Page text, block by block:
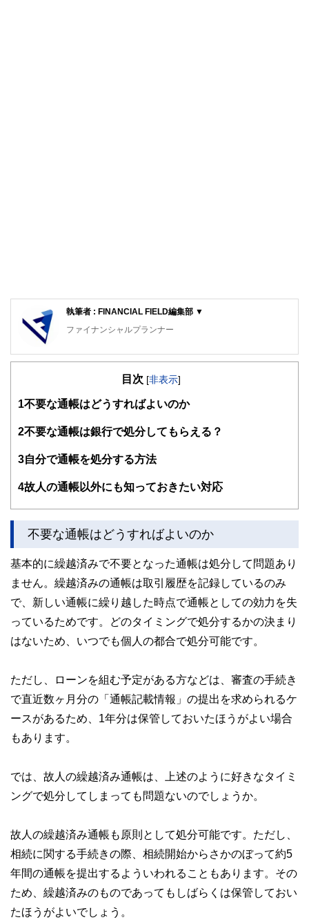
執筆者 : FINANCIAL FIELD編集部 ▼
ファイナンシャルプランナー
FinancialField編集部は、金融、経済に関する記事を、日々
知識がない方でも理解できるようわかりやすく発信していま
得者を中心に「お金や暮らし」に関する書籍・雑誌の編集経
験者で構成され、企画立案から記事掲載まですべての工程に
関わることで、読者目線のコンテンツを追求しています。
護士、税理士、宅地建物取引士、相続診断士、住宅ローンア
かしく感じられる年金や税金、相続、保険、ローンなどの話
をわかりやすく発信している点です。
執筆者・監修者による執筆体制を築くことで、内容のわかり
やすさはもちろんのこと、読み応えのあるコンテンツと確か
な情報発信を実現しています。
私たちは、快適でより良い生活のアイデアを提供するお金の
コンシェルジュを目指します。
目次 [非表示]
1 不要な通帳はどうすればよいのか
2不要な通帳は銀行で処分してもらえる？
3自分で通帳を処分する方法
4故人の通帳以外にも知っておきたい対応
不要な通帳はどうすればよいのか
基本的に繰越済みで不要となった通帳は処分して問題あり
ません。繰越済みの通帳は取引履歴を記録しているのみ
で、新しい通帳に繰り越した時点で通帳としての効力を失
っているためです。どのタイミングで処分するかの決まり
はないため、いつでも個人の都合で処分可能です。
ただし、ローンを組む予定がある方などは、審査の手続き
で直近数ヶ月分の「通帳記載情報」の提出を求められるケ
ースがあるため、1年分は保管しておいたほうがよい場合
もあります。
では、故人の繰越済み通帳は、上述のように好きなタイミ
ングで処分してしまっても問題ないのでしょうか。
故人の繰越済み通帳も原則として処分可能です。ただし、
相続に関する手続きの際、相続開始からさかのぼって約5
年間の通帳を提出するよういわれることもあります。その
ため、繰越済みのものであってもしばらくは保管しておい
たほうがよいでしょう。